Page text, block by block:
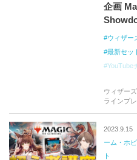
企画
ウィザー
最新セッ
YouTube
マジック
ウィザー
ラインプ
2023.9.15
ーム・ホ
ト